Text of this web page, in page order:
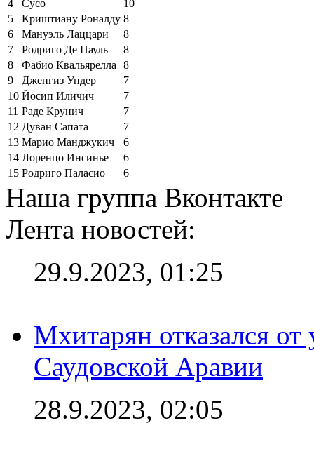
4
Сусо
10
5
Криштиану Роналду 8
6
Мануэль Лаццари
8
7
Родриго Де Пауль
8
8
Фабио Квальярелла
8
9
Дженгиз Ундер
7
10 Йосип Иличич
7
11 Раде Крунич
7
12 Дуван Сапата
7
13 Марио Манджукич
6
14 Лоренцо Инсинье
6
15 Родриго Паласио 6
Наша группа Вконтакте
Лента новостей:
29.9.2023, 01:25
Мхитарян отказался от
Саудовской Аравии
28.9.2023, 02:05